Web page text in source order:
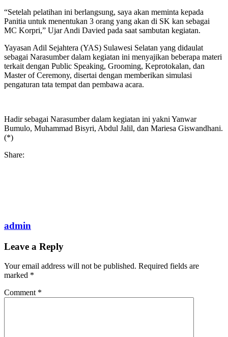
“Setelah pelatihan ini berlangsung, saya akan meminta kepada
Panitia untuk menentukan 3 orang yang akan di SK kan sebagai
MC Korpri,” Ujar Andi Davied pada saat sambutan kegiatan.
Yayasan Adil Sejahtera (YAS) Sulawesi Selatan yang didaulat
sebagai Narasumber dalam kegiatan ini menyajikan beberapa materi
terkait dengan Public Speaking, Grooming, Keprotokalan, dan
Master of Ceremony, disertai dengan memberikan simulasi
pengaturan tata tempat dan pembawa acara.
Hadir sebagai Narasumber dalam kegiatan ini yakni Yanwar
Bumulo, Muhammad Bisyri, Abdul Jalil, dan Mariesa Giswandhani.
(*)
Share:
admin
Leave a Reply
Your email address will not be published. Required fields are
marked *
Comment *